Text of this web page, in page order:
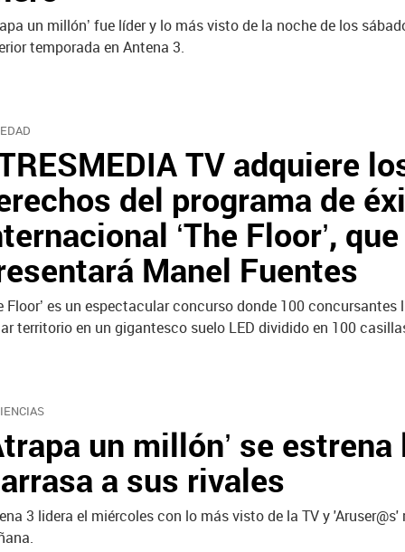
un millón’ fue líder y lo más visto de la noche de los
temporada en Antena 3.
TV adquiere
del programa de
‘The Floor’, que
Manel Fuentes
Floor’ es un espectacular concurso donde 100 concursantes
territorio en un gigantesco suelo LED dividido en 100
un millón’ se
a sus rivales
3 lidera el miércoles con lo más visto de la TV y 'Aruser@s'